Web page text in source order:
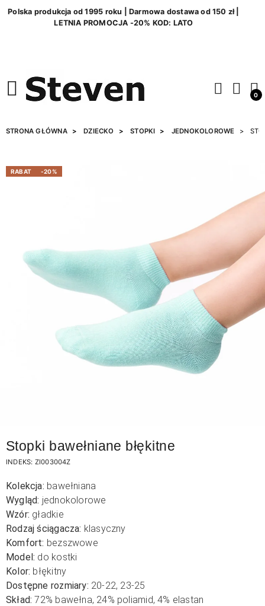
Polska produkcja od 1995 roku | Darmowa dostawa od 150 zł |
LETNIA PROMOCJA -20% KOD: LATO
0
STRONA GŁÓWNA DZIECKO STOPKI JEDNOKOLOROWE
RABAT -20%
Stopki bawełniane błękitne
INDEKS: ZI003004Z
Kolekcja: bawełniana
Wygląd: jednokolorowe
Wzór: gładkie
Rodzaj ściągacza: klasyczny
Komfort: bezszwowe
Model: do kostki
Kolor: błękitny
Dostępne rozmiary: 20-22, 23-25
Skład: 72% bawełna, 24% poliamid, 4% elastan